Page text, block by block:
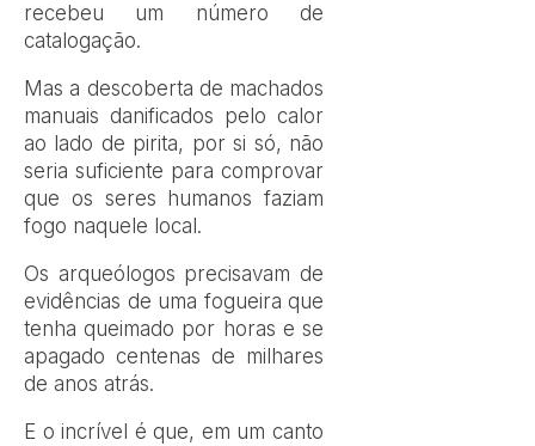
recebeu um número de
catalogação.
Mas a descoberta de machados
manuais danificados pelo calor
ao lado de pirita, por si só, não
seria suficiente para comprovar
que os seres humanos faziam
fogo naquele local.
Os arqueólogos precisavam de
evidências de uma fogueira que
tenha queimado por horas e se
apagado centenas de milhares
de anos atrás.
E o incrível é que, em um canto